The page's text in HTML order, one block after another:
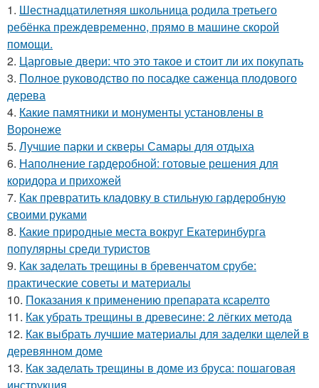
1. Шестнадцатилетняя школьница родила третьего
ребёнка преждевременно, прямо в машине скорой
помощи.
2. Царговые двери: что это такое и стоит ли их покупать
3. Полное руководство по посадке саженца плодового
дерева
4. Какие памятники и монументы установлены в
Воронеже
5. Лучшие парки и скверы Самары для отдыха
6. Наполнение гардеробной: готовые решения для
коридора и прихожей
7. Как превратить кладовку в стильную гардеробную
своими руками
8. Какие природные места вокруг Екатеринбурга
популярны среди туристов
9. Как заделать трещины в бревенчатом срубе:
практические советы и материалы
10. Показания к применению препарата ксарелто
11. Как убрать трещины в древесине: 2 лёгких метода
12. Как выбрать лучшие материалы для заделки щелей в
деревянном доме
13. Как заделать трещины в доме из бруса: пошаговая
инструкция